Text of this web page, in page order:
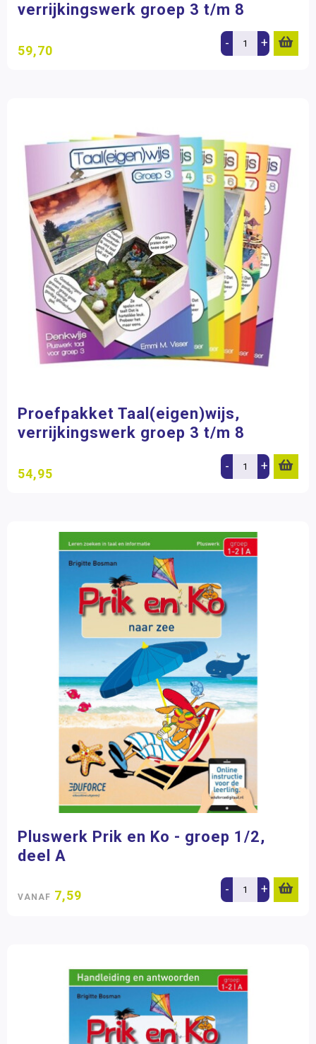
verrijkingswerk groep 3 t/m 8
59,70 - +
Proefpakket Taal(eigen)wijs,
verrijkingswerk groep 3 t/m 8
54,95 - +
Pluswerk Prik en Ko - groep 1/2,
deel A
VANAF 7,59 - +